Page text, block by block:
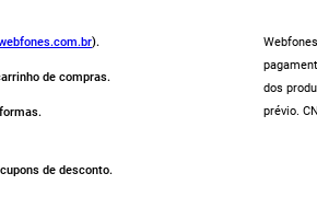
).
de compras.
de desconto.
dos
prévio.